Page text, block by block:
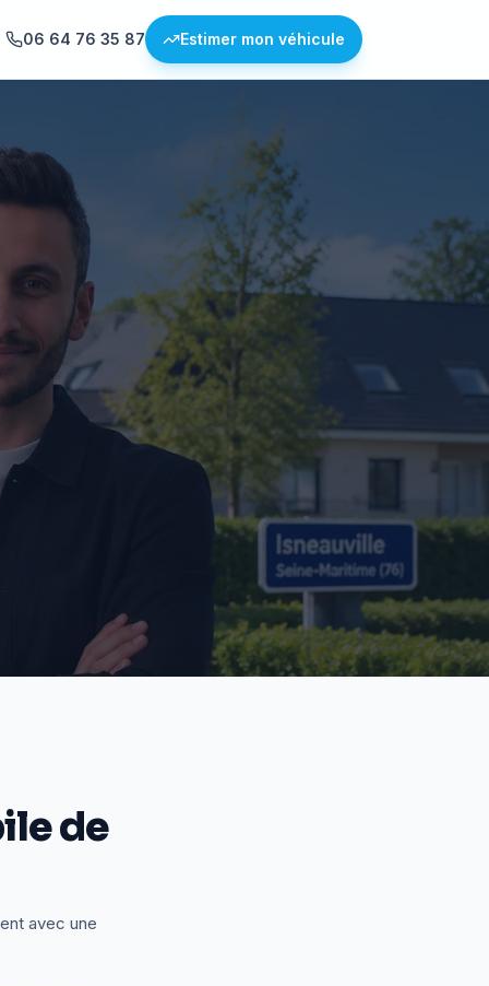
06 64 76 35 87 Estimer mon véhicule
de
avec une